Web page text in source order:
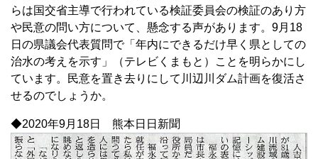
らは国交省主導で行われている検証委員会の検証のあり方
や民意の問い方について、懸念する声があります。9月18
日の県議会代表質問で「年内にできるだけ早く県としての
治水の考えを示す」（テレビくまもと）ことを明らかにし
ています。民意を置き去りにして川辺川ダム計画を復活さ
せるのでしょうか。
◆2020年9月18日 熊本日日新聞